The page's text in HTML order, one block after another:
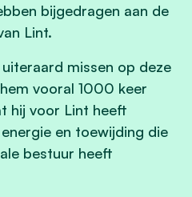
bijgedragen aan de
Lint.
missen op deze
vooral 1000 keer
hij voor Lint heeft
en toewijding die
bestuur heeft